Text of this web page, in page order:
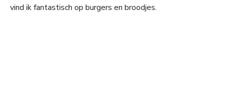
vind ik fantastisch op burgers en broodjes.